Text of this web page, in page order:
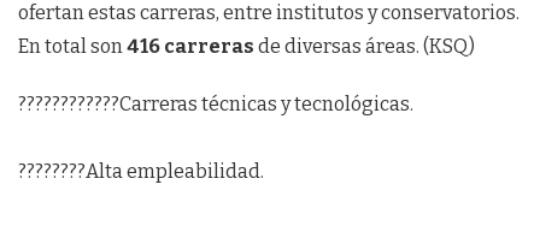
ofertan estas carreras, entre institutos y conservatorios.
En total son416 carreras de diversas áreas. (KSQ)
????????‍????Carreras técnicas y tecnológicas.
????‍????Alta empleabilidad.